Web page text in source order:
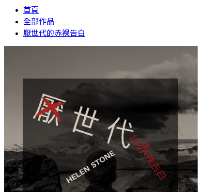
首頁
全部作品
厭世代的赤裸告白